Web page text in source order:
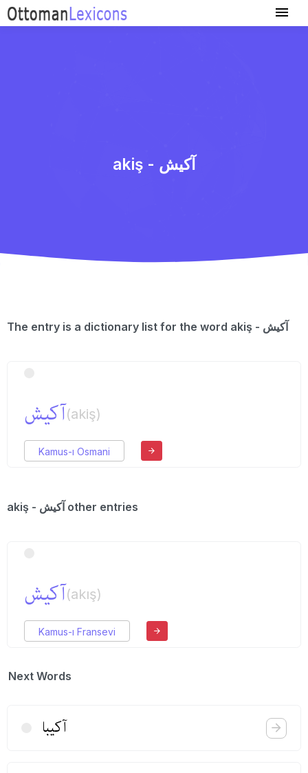
akiş - آكیش
The entry is a dictionary list for the word akiş - آكیش
آكیش(akiş)
Kamus-ı Osmani
akiş - آكیش other entries
آكیش(akış)
Kamus-ı Fransevi
Next Words
آكیبا